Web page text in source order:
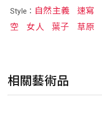
Style： 自然主義 速寫
空
女人 葉子 草原
相關藝術品